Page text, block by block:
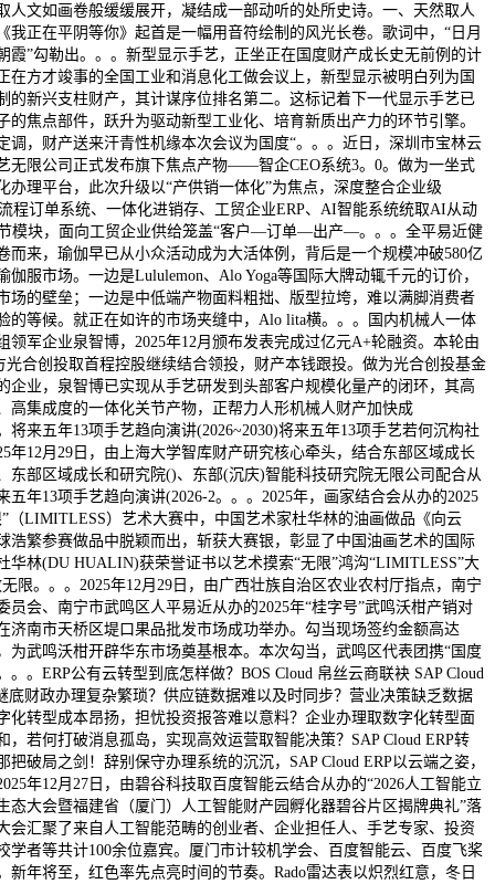
人文如画卷般缓缓展开，凝结成一部动听的处所史诗。一、天然取人
我正在平阴等你》起首是一幅用音符绘制的风光长卷。歌词中，“日月
霞”勾勒出。。。新型显示手艺，正坐正在国度财产成长史无前例的计
在方才竣事的全国工业和消息化工做会议上，新型显示被明白列为国
的新兴支柱财产，其计谋序位排名第二。这标记着下一代显示手艺已
的焦点部件，跃升为驱动新型工业化、培育新质出产力的环节引擎。
调，财产送来汗青性机缘本次会议为国度“。。。近日，深圳市宝林云
无限公司正式发布旗下焦点产物——智企CEO系统3。0。做为一坐式
办理平台，此次升级以“产供销一体化”为焦点，深度整合企业级
程订单系统、一体化进销存、工贸企业ERP、AI智能系统统取AI从动
模块，面向工贸企业供给笼盖“客户—订单—出产—。。。全平易近健
而来，瑜伽早已从小众活动成为大活体例，背后是一个规模冲破580亿
伽服市场。一边是Lululemon、Alo Yoga等国际大牌动辄千元的订价，
场的壁垒；一边是中低端产物面料粗拙、版型拉垮，难以满脚消费者
的等候。就正在如许的市场夹缝中，Alo lita横。。。国内机械人一体
领军企业泉智博，2025年12月颁布发表完成过亿元A+轮融资。本轮由
光合创投取首程控股继续结合领投，财产本钱跟投。做为光合创投基金
企业，泉智博已实现从手艺研发到头部客户规模化量产的闭环，其高
高集成度的一体化关节产物，正帮力人形机械人财产加快成
将来五年13项手艺趋向演讲(2026~2030)将来五年13项手艺若何沉构社
年12月29日，由上海大学智库财产研究核心牵头，结合东部区域成长
东部区域成长和研究院()、东部(沉庆)智能科技研究院无限公司配合从
五年13项手艺趋向演讲(2026-2。。。2025年，画家结合会从办的2025
”（LIMITLESS）艺术大赛中，中国艺术家杜华林的油画做品《向云
浩繁参赛做品中脱颖而出，斩获大赛银，彰显了中国油画艺术的国际
华林(DU HUALIN)获荣誉证书以艺术摸索“无限”鸿沟“LIMITLESS”大
限。。。2025年12月29日，由广西壮族自治区农业农村厅指点，南宁
员会、南宁市武鸣区人平易近从办的2025年“桂字号”武鸣沃柑产销对
济南市天桥区堤口果品批发市场成功举办。勾当现场签约金额高达
为武鸣沃柑开辟华东市场奠基根本。本次勾当，武鸣区代表团携“国度
。。ERP公有云转型到底怎样做？BOS Cloud 帛丝云商联袂 SAP Cloud
底财政办理复杂繁琐？供应链数据难以及时同步？营业决策缺乏数据
化转型成本昂扬，担忧投资报答难以意料？企业办理取数字化转型面
，若何打破消息孤岛，实现高效运营取智能决策？SAP Cloud ERP转
把破局之剑！辞别保守办理系统的沉沉，SAP Cloud ERP以云端之姿，
年12月27日，由碧谷科技取百度智能云结合从办的“2026人工智能立
态大会暨福建省（厦门）人工智能财产园孵化器碧谷片区揭牌典礼”落
会汇聚了来自人工智能范畴的创业者、企业担任人、手艺专家、投资
学者等共计100余位嘉宾。厦门市计较机学会、百度智能云、百度飞桨
新年将至，红色率先点亮时间的节奏。Rado雷达表以炽烈红意，冬日